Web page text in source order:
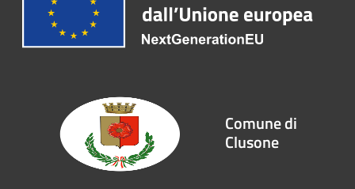
Comune di
Clusone